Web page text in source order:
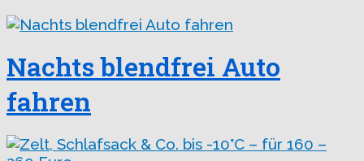
Nachts blendfrei Auto
fahren